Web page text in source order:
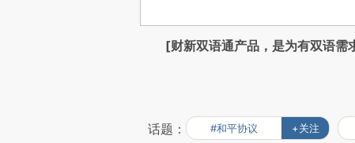
[财新双语通产品，是为有双语需
话题： #和平协议 +关注